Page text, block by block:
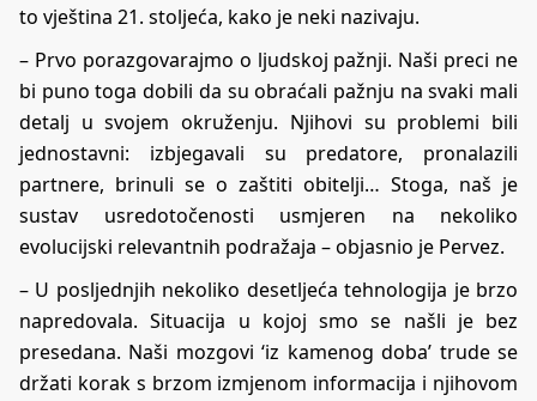
to vještina 21. stoljeća, kako je neki nazivaju.
– Prvo porazgovarajmo o ljudskoj pažnji. Naši preci ne
bi puno toga dobili da su obraćali pažnju na svaki mali
detalj u svojem okruženju. Njihovi su problemi bili
jednostavni: izbjegavali su predatore, pronalazili
partnere, brinuli se o zaštiti obitelji… Stoga, naš je
sustav usredotočenosti usmjeren na nekoliko
evolucijski relevantnih podražaja – objasnio je Pervez.
– U posljednjih nekoliko desetljeća tehnologija je brzo
napredovala. Situacija u kojoj smo se našli je bez
presedana. Naši mozgovi ‘iz kamenog doba’ trude se
držati korak s brzom izmjenom informacija i njihovom